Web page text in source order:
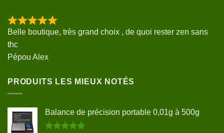
Belle boutique, très grand choix , de quoi rester zen sans
thc
Pépou Alex
PRODUITS LES MIEUX NOTÉS
Balance de précision portable 0,01g à 500g